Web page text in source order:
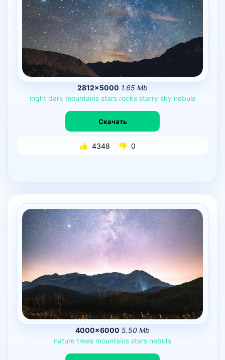
2812×5000 1.65 Mb
night dark mountains stars rocks starry sky nebula
Скачать
4348 0
4000×6000 5.50 Mb
nature trees mountains stars nebula